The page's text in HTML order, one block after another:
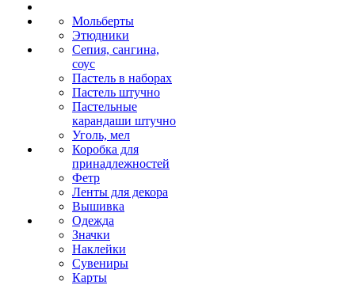
Мольберты
Этюдники
Сепия, сангина,
соус
Пастель в наборах
Пастель штучно
Пастельные
карандаши штучно
Уголь, мел
Коробка для
принадлежностей
Фетр
Ленты для декора
Вышивка
Одежда
Значки
Наклейки
Сувениры
Карты